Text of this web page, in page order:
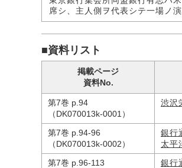
席シ、主人側ヲ代表シテ一場ノ演
■資料リスト
掲載ページ
資料No.
第7巻 p.94
（DK070013k-0001）
渋
第7巻 p.94-96
（DK070013k-0002）
銀行
太平
第7巻 p.96-113
銀行